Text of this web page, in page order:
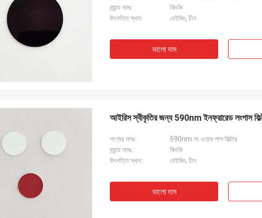
ব্র্যান্ড নামঃ:
কিংকি
উৎপত্তি স্থল:
বেইজিং, চীন
ভালো দাম
আইরিস স্বীকৃতির জন্য 590nm ইনফ্রারেড লংপাস
পণ্যের নামঃ:
590nm লং ওয়েভ পাস ফিল্টার
ব্র্যান্ড নামঃ:
কিংকি
উৎপত্তি স্থল:
বেইজিং, চীন
ভালো দাম